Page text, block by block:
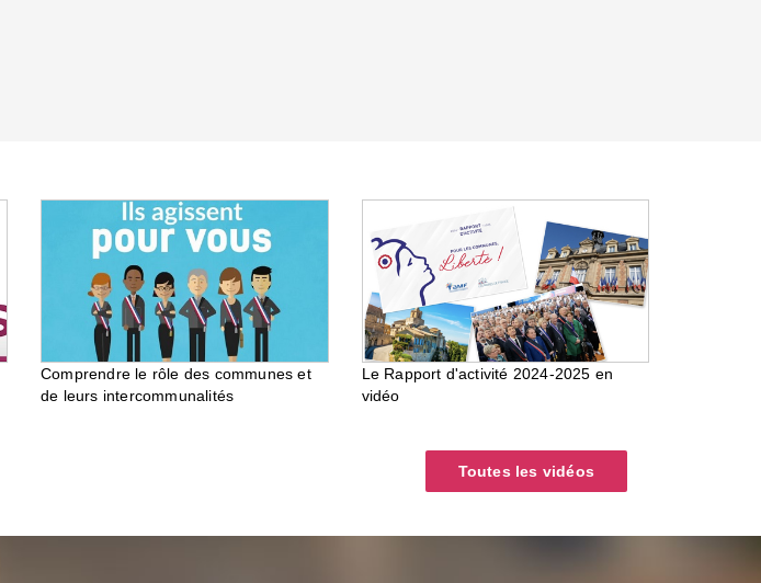
Comprendre le rôle des communes et
de leurs intercommunalités
Le Rapport d'activité 2024-2025 en
vidéo
Toutes les vidéos